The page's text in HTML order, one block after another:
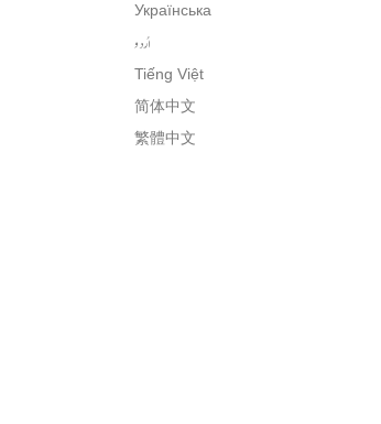
Українська
اُردو
Tiếng Việt
简体中文
繁體中文